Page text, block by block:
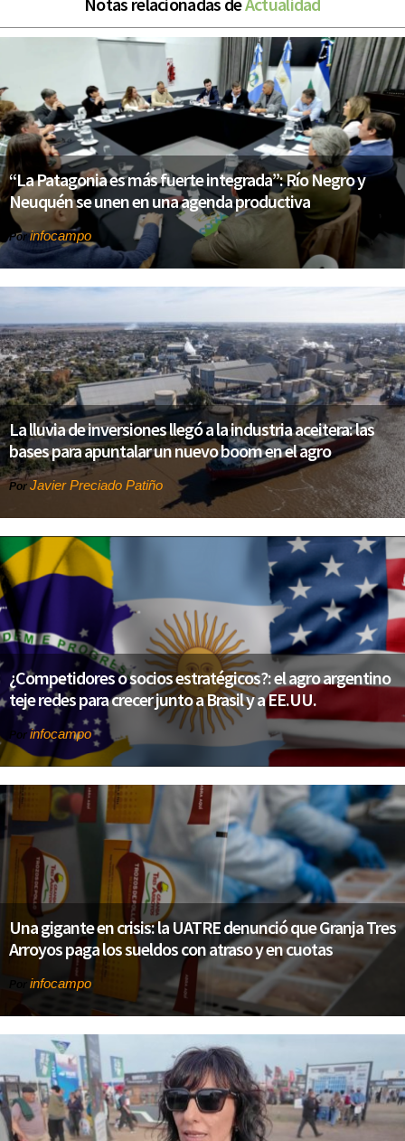
“La Patagonia es más fuerte integrada”: Río Negro y
Neuquén se unen en una agenda productiva
Porinfocampo
La lluvia de inversiones llegó a la industria aceitera: las
bases para apuntalar un nuevo boom en el agro
Por Javier Preciado Patiño
¿Competidores o socios estratégicos?: el agro argentino
teje redes para crecer junto a Brasil y a EE.UU.
Por infocampo
Una gigante en crisis: la UATRE denunció que Granja Tres
Arroyos paga los sueldos con atraso y en cuotas
infocampo